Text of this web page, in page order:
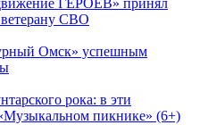
ГЕРОЕВ» принял
ветерану СВО
Омск» успешным
рока: в эти
пикнике» (6+)